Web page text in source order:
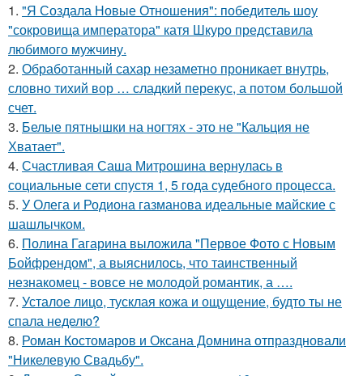
1. "Я Создала Новые Отношения": победитель шоу
"сокровища императора" катя Шкуро представила
любимого мужчину.
2. Обработанный сахар незаметно проникает внутрь,
словно тихий вор … сладкий перекус, а потом большой
счет.
3. Белые пятнышки на ногтях - это не "Кальция не
Хватает".
4. Счастливая Саша Митрошина вернулась в
социальные сети спустя 1, 5 года судебного процесса.
5. У Олега и Родиона газманова идеальные майские с
шашлычком.
6. Полина Гагарина выложила "Первое Фото с Новым
Бойфрендом", а выяснилось, что таинственный
незнакомец - вовсе не молодой романтик, а ….
7. Усталое лицо, тусклая кожа и ощущение, будто ты не
спала неделю?
8. Роман Костомаров и Оксана Домнина отпраздновали
"Никелевую Свадьбу".